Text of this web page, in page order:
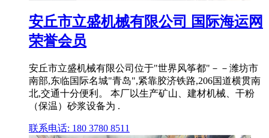
安丘市立盛机械有限公司 国际海运网
荣誉会员
安丘市立盛机械有限公司位于"世界风筝都"－－潍坊市
南部,东临国际名城"青岛",紧靠胶济铁路,206国道横贯南
北,交通十分便利。 本厂以生产矿山、建材机械、干粉
（保温）砂浆设备为 .
联系电话: 180 3780 8511